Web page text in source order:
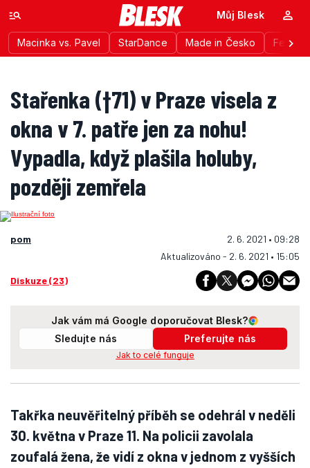
Macinka vs. Pavel StarDance Made in Česko
Můj Blesk
Stařenka (†71) v Praze visela z
okna v 7. patře jen za nohu!
Vypadla, když plašila holuby,
později zemřela
pom
2. 6. 2021 • 09:28
Aktualizováno - 2. 6. 2021 • 15:05
Diskuze (23)
Jak vám má Google doporučovat Blesk?
Sledujte nás
Preferujte nás
Jak to celé funguje
Takřka neuvěřitelný příběh se odehrál v neděli
30. května v Praze 11. Na policii zavolala
zoufalá žena, že vidí z okna v jednom z vyšších